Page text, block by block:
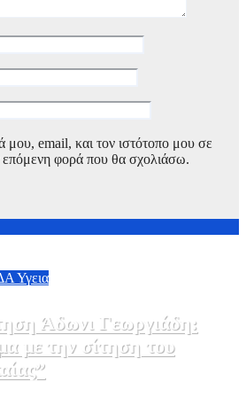
email, και τον ιστότοπο μου σε
επόμενη φορά που θα σχολιάσω.
Υγεια
Άδωνι Γεωργιάδη:
με την σίτηση του